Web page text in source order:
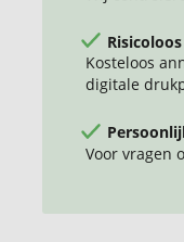
Kosteloos
digitale
Voor vragen